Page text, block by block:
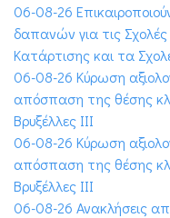
06-08-26
δαπανών για τις
Κατάρτισης και τα
06-08-26 Κύρωση
απόσπαση της θέσης
Βρυξέλλες ΙΙΙ
06-08-26 Κύρωση
απόσπαση της θέσης
Βρυξέλλες ΙΙΙ
06-08-26 Ανακλήσεις